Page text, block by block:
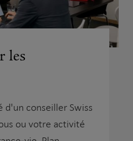
les
conseiller Swiss
ou votre activité